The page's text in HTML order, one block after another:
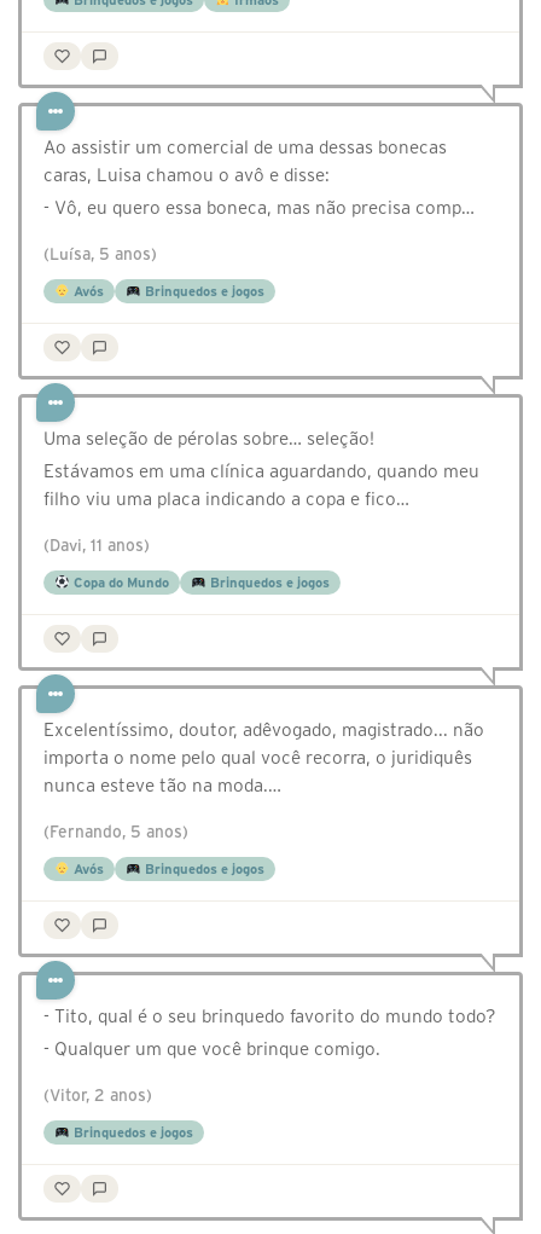
Ao assistir um comercial de uma dessas bonecas
caras, Luisa chamou o avô e disse:
- Vô, eu quero essa boneca, mas não precisa comp…
(Luísa, 5 anos)
Avós Brinquedos e jogos
Uma seleção de pérolas sobre… seleção!
Estávamos em uma clínica aguardando, quando meu
filho viu uma placa indicando a copa e fico…
(Davi, 11 anos)
Copa do Mundo Brinquedos e jogos
Excelentíssimo, doutor, adêvogado, magistrado... não
importa o nome pelo qual você recorra, o juridiquês
nunca esteve tão na moda.…
(Fernando, 5 anos)
Avós Brinquedos e jogos
- Tito, qual é o seu brinquedo favorito do mundo todo?
- Qualquer um que você brinque comigo.
(Vitor, 2 anos)
Brinquedos e jogos